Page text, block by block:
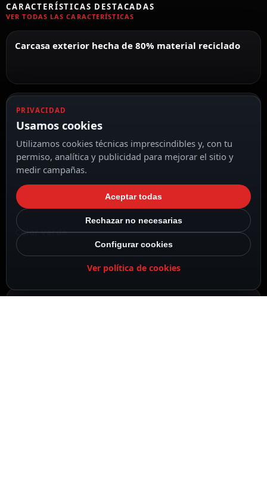
CARACTERÍSTICAS DESTACADAS
VER TODAS LAS CARACTERÍSTICAS
Carcasa exterior hecha de 80% material reciclado
Anker
Power bank
Color verde
PRIVACIDAD
Usamos cookies
Utilizamos cookies técnicas imprescindibles y, con tu
permiso, analítica y publicidad para mejorar el sitio y
medir campañas.
Aceptar todas
Rechazar no necesarias
Configurar cookies
Ver política de cookies